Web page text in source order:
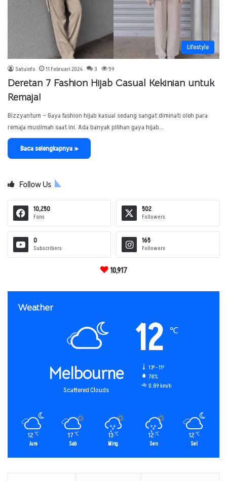
Lifestyle
Satuinfo 11 Februari 2024 3 59
Deretan 7 Fashion Hijab Casual Kekinian untuk
Remaja!
Bizzyantum – Gaya fashion hijab kasual sedang sangat diminati oleh para
remaja muslimah saat ini. Ada banyak pilihan gaya hijab…
Baca selengkapnya »
Follow Us
10,250
Fans
502
Followers
0
Subscribers
165
Followers
10,917
Weather
Melbourne
Scattered Clouds
12 ℃
13º - 11º
78%
0.89 km/h
12 ℃
Jum
17 ℃
Sab
13℃
Ming
12 ℃
Sen
12 ℃
Sel